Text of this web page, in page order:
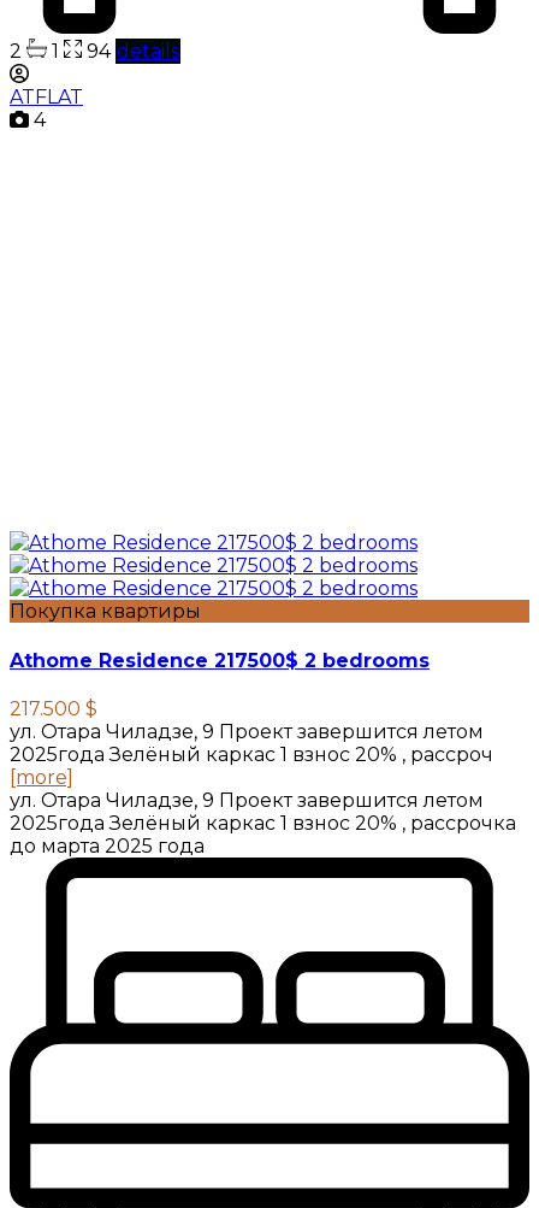
2 1 94 details
ATFLAT
4
Покупка квартиры
Athome Residence 217500$ 2 bedrooms
217.500 $
ул. Отара Чиладзе, 9 Проект завершится летом
2025года Зелёный каркас 1 взнос 20% , рассроч
[more]
ул. Отара Чиладзе, 9 Проект завершится летом
2025года Зелёный каркас 1 взнос 20% , рассрочка
до марта 2025 года